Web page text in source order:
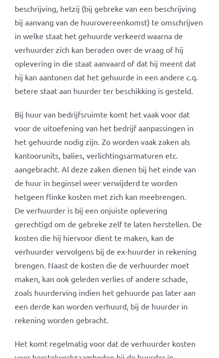
beschrijving, hetzij (bij gebreke van een beschrijving
bij aanvang van de huurovereenkomst) te omschrijven
in welke staat het gehuurde verkeerd waarna de
verhuurder zich kan beraden over de vraag of hij
oplevering in die staat aanvaard of dat hij meent dat
hij kan aantonen dat het gehuurde in een andere c.q.
betere staat aan huurder ter beschikking is gesteld.
Bij huur van bedrijfsruimte komt het vaak voor dat
voor de uitoefening van het bedrijf aanpassingen in
het gehuurde nodig zijn. Zo worden vaak zaken als
kantoorunits, balies, verlichtingsarmaturen etc.
aangebracht. Al deze zaken dienen bij het einde van
de huur in beginsel weer verwijderd te worden
hetgeen flinke kosten met zich kan meebrengen.
De verhuurder is bij een onjuiste oplevering
gerechtigd om de gebreke zelf te laten herstellen. De
kosten die hij hiervoor dient te maken, kan de
verhuurder vervolgens bij de ex-huurder in rekening
brengen. Naast de kosten die de verhuurder moet
maken, kan ook geleden verlies of andere schade,
zoals huurderving indien het gehuurde pas later aan
een derde kan worden verhuurd, bij de huurder in
rekening worden gebracht.
Het komt regelmatig voor dat de verhuurder kosten